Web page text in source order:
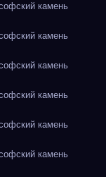
камень
камень
камень
камень
камень
камень